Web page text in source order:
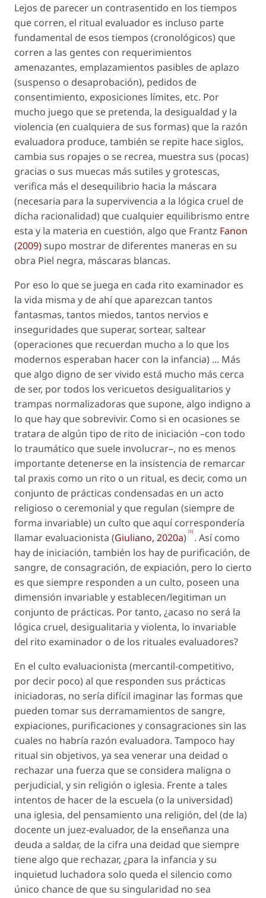
Lejos de parecer un contrasentido en los tiempos
que corren, el ritual evaluador es incluso parte
fundamental de esos tiempos (cronológicos) que
corren a las gentes con requerimientos
amenazantes, emplazamientos pasibles de aplazo
(suspenso o desaprobación), pedidos de
consentimiento, exposiciones límites, etc. Por
mucho juego que se pretenda, la desigualdad y la
violencia (en cualquiera de sus formas) que la razón
evaluadora produce, también se repite hace siglos,
cambia sus ropajes o se recrea, muestra sus (pocas)
gracias o sus muecas más sutiles y grotescas,
verifica más el desequilibrio hacia la máscara
(necesaria para la supervivencia a la lógica cruel de
dicha racionalidad) que cualquier equilibrismo entre
esta y la materia en cuestión, algo que Frantz Fanon
(2009)supo mostrar de diferentes maneras en su
obra Piel negra, máscaras blancas.
Por eso lo que se juega en cada rito examinador es
la vida misma y de ahí que aparezcan tantos
fantasmas, tantos miedos, tantos nervios e
inseguridades quesuperar, sortear, saltear
(operaciones que recuerdan mucho a lo que los
modernos esperaban hacer con la infancia) ... Más
que algo digno de ser vivido está mucho más cerca
de ser, por todos los vericuetos desigualitarios y
trampas normalizadoras que supone, algo indigno a
lo que hay que sobrevivir. Como si en ocasiones se
tratara de algún tipo de rito de iniciación –con todo
lo traumático que suele involucrar–, no es menos
importante detenerse en la insistencia de remarcar
tal praxis como un rito o un ritual, es decir, como un
conjunto de prácticas condensadas en un acto
religioso o ceremonial y que regulan (siempre de
forma invariable) un culto que aquí correspondería
llamar evaluacionista (Giuliano, 2020a) [3] . Así como
hay de iniciación, también los hay de purificación, de
sangre, de consagración, de expiación, pero lo cierto
es que siempre responden a un culto, poseen una
dimensión invariable y establecen/legitiman un
conjunto de prácticas. Por tanto, ¿acaso no será la
lógica cruel, desigualitaria y violenta, lo invariable
del rito examinador o de los rituales evaluadores?
En el culto evaluacionista (mercantil-competitivo,
por decir poco) al que responden sus prácticas
iniciadoras, no sería difícil imaginar las formas que
pueden tomar sus derramamientos de sangre,
expiaciones, purificaciones y consagraciones sin las
cuales no habría razón evaluadora. Tampoco hay
ritual sin objetivos, ya sea venerar una deidad o
rechazar una fuerza que se considera maligna o
perjudicial, y sin religión o iglesia. Frente a tales
intentos de hacer de la escuela (o la universidad)
una iglesia, del pensamiento una religión, del (de la)
docente un juez-evaluador, de la enseñanza una
deuda a saldar, de la cifra una deidad que siempre
tiene algo que rechazar, ¿para la infancia y su
inquietud luchadora solo queda el silencio como
único chance de que su singularidad no sea